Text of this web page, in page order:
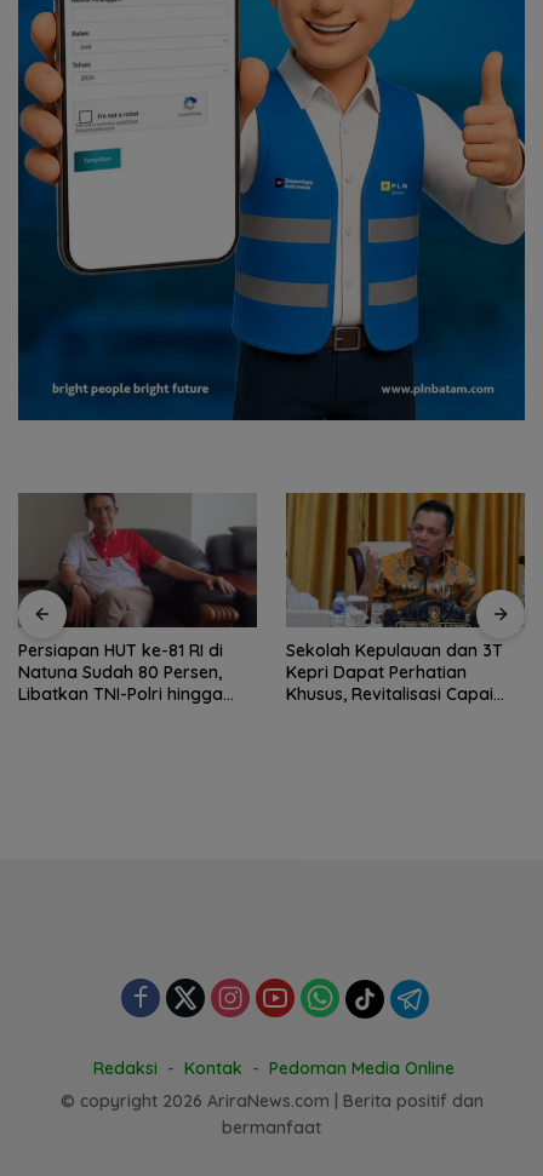
Persiapan HUT ke-81 RI di
Natuna Sudah 80 Persen,
Libatkan TNI-Polri hingga
Sekolah Kepulauan dan 3T
Kepri Dapat Perhatian
Khusus, Revitalisasi Capai
Redaksi Kontak
Pedoman Media Online
© copyright 2026 AriraNews.com | Berita positif dan
bermanfaat